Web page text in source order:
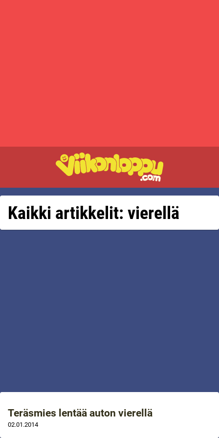
Kaikki artikkelit: vierellä
Teräsmies lentää auton vierellä
02.01.2014